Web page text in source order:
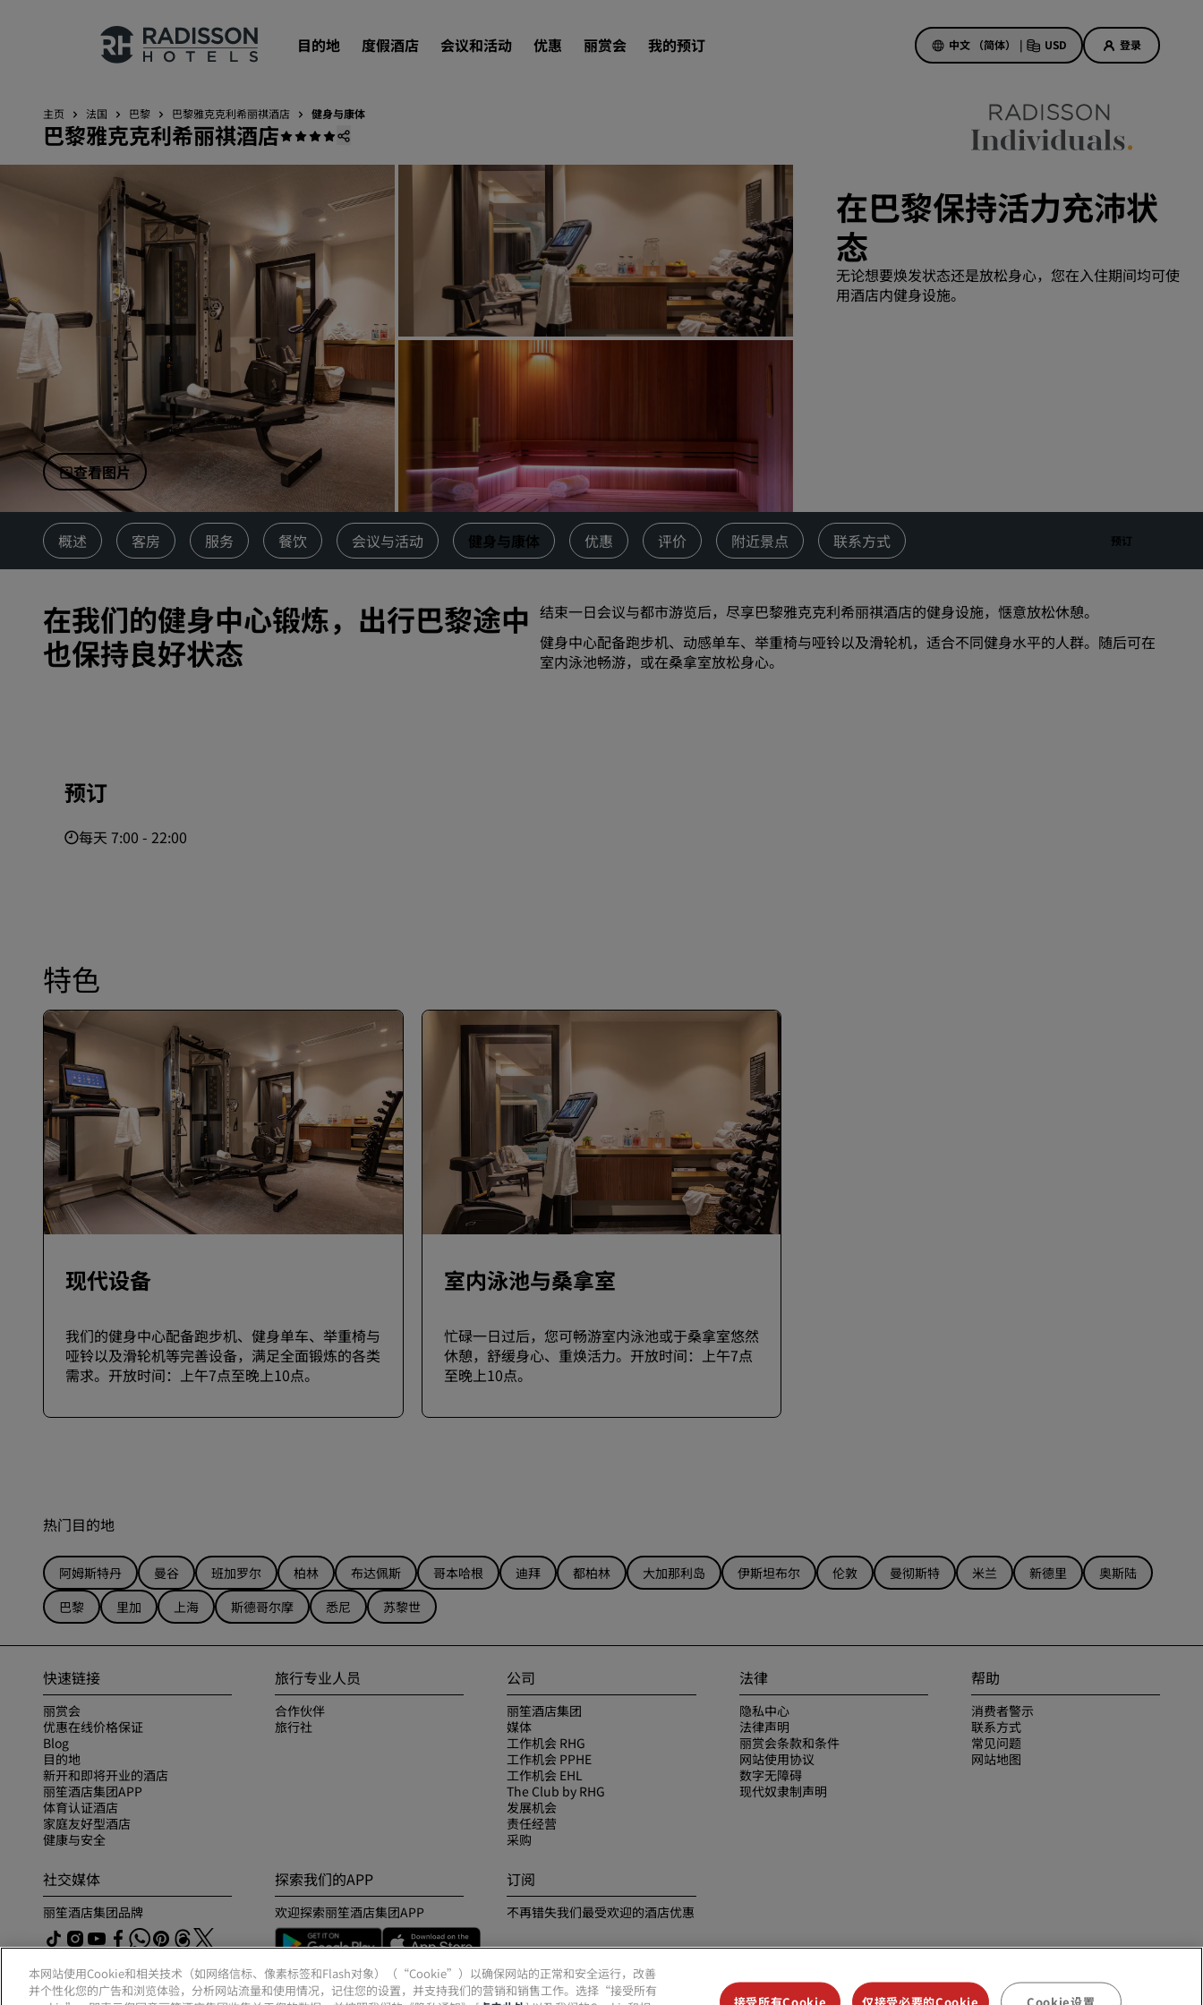
目的地 度假酒店 会议和活动 优惠 丽赏会 我的预订 中文 （简体） | USD 登录
我们的品牌
丽笙酒店集团品牌
中国附属品牌
度假酒店
服务式公寓
机场酒店
新开业和即将开业的酒店
会议和活动
活动目的地
行业方案
搜索航班
搜索航班
餐饮
搜索餐厅
酒店优惠
美好的初遇，丰厚的奖励
查看套餐
商务旅客
丽赏会
了解丽赏会
主页 法国 巴黎 巴黎雅克克利希丽祺酒店 健身与康体
巴黎雅克克利希丽祺酒店
查看图片
在巴黎保持活力充沛状
态
无论想要焕发状态还是放松身心，您在入住期间均可使
用酒店内健身设施。
概述 客房 服务 餐饮 会议与活动 健身与康体 优惠 评价 附近景点 联系方式 预订
在我们的健身中心锻炼，出行巴黎途中
也保持良好状态
结束一日会议与都市游览后，尽享巴黎雅克克利希丽祺酒店的健身设施，惬意放松休憩。
健身中心配备跑步机、动感单车、举重椅与哑铃以及滑轮机，适合不同健身水平的人群。随后可在
室内泳池畅游，或在桑拿室放松身心。
预订
每天 7:00 - 22:00
特色
现代设备
我们的健身中心配备跑步机、健身单车、举重椅与
哑铃以及滑轮机等完善设备，满足全面锻炼的各类
需求。开放时间：上午7点至晚上10点。
室内泳池与桑拿室
忙碌一日过后，您可畅游室内泳池或于桑拿室悠然
休憩，舒缓身心、重焕活力。开放时间：上午7点
至晚上10点。
热门目的地
阿姆斯特丹 曼谷 班加罗尔 柏林 布达佩斯 哥本哈根 迪拜 都柏林 大加那利岛 伊斯坦布尔 伦敦 曼彻斯特 米兰 新德里
奥斯陆
巴黎
里加 上海 斯德哥尔摩 悉尼 苏黎世
快速链接
丽赏会
优惠在线价格保证
Blog
目的地
新开和即将开业的酒店
丽笙酒店集团APP
体育认证酒店
家庭友好型酒店
健康与安全
旅行专业人员
合作伙伴
旅行社
公司
丽笙酒店集团
媒体
工作机会 RHG
工作机会 PPHE
工作机会 EHL
The Club by RHG
发展机会
责任经营
采购
法律
隐私中心
法律声明
丽赏会条款和条件
网站使用协议
数字无障碍
现代奴隶制声明
帮助
消费者警示
联系方式
常见问题
网站地图
社交媒体
丽笙酒店集团品牌
探索我们的APP
欢迎探索丽笙酒店集团APP
订阅
不再错失我们最受欢迎的酒店优惠
本网站使用Cookie和相关技术（如网络信标、像素标签和Flash对象）（“Cookie”）以确保网站的正常和安全运行，改善
并个性化您的广告和浏览体验，分析网站流量和使用情况，记住您的设置，并支持我们的营销和销售工作。选择“接受所有
接受所有Cookie 仅接受必要的Cookie Cookie设置